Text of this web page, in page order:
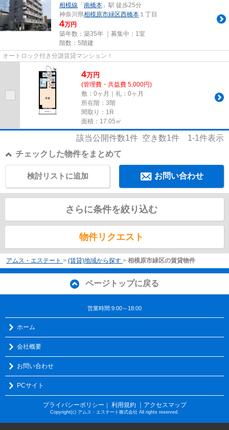
相模線 「 南橋本 」駅 徒歩25分
神奈川県相模原市緑区西橋本 １丁目
4万円
築年数：築35年 ｜募集中： 1室
階数：5階建
オートロック付き分譲賃貸マンション！
4万円
(管理費・共益費 5,000円)
敷：0ヶ月｜礼：0ヶ月
所在階：3階
間取り：1R
面積：17.05㎡
該当公開件数1件 空き数1件 1-1件表示
チェックした物件をまとめて
お問い合わせ
検討リストに追加
さらに条件を絞り込む
物件リクエスト
アムス・エステート > (賃貸)地域から探す > 相模原市緑区の賃貸物件
ページトップに戻る
営業時間:9:00～18:00
ホーム
会社概要
お問い合わせ
PCサイト
プライバシーポリシー ｜ 利用規約 ｜アクセスマップ
Copyright(c) アムス・エステート株式会社 All rights reserved.